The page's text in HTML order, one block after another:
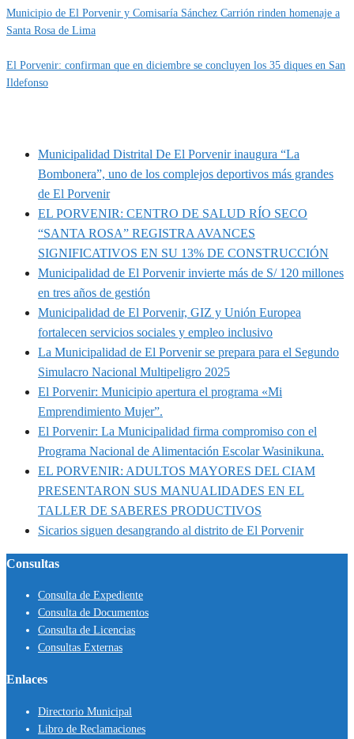
Municipio de El Porvenir y Comisaría Sánchez Carrión rinden homenaje a
Santa Rosa de Lima
El Porvenir: confirman que en diciembre se concluyen los 35 diques en San
Ildefonso
Municipalidad Distrital De El Porvenir inaugura “La
Bombonera”, uno de los complejos deportivos más grandes
de El Porvenir
EL PORVENIR: CENTRO DE SALUD RÍO SECO
“SANTA ROSA” REGISTRA AVANCES
SIGNIFICATIVOS EN SU 13% DE CONSTRUCCIÓN
Municipalidad de El Porvenir invierte más de S/ 120 millones
en tres años de gestión
Municipalidad de El Porvenir, GIZ y Unión Europea
fortalecen servicios sociales y empleo inclusivo
La Municipalidad de El Porvenir se prepara para el Segundo
Simulacro Nacional Multipeligro 2025
El Porvenir: Municipio apertura el programa «Mi
Emprendimiento Mujer”.
El Porvenir: La Municipalidad firma compromiso con el
Programa Nacional de Alimentación Escolar Wasinikuna.
EL PORVENIR: ADULTOS MAYORES DEL CIAM
PRESENTARON SUS MANUALIDADES EN EL
TALLER DE SABERES PRODUCTIVOS
Sicarios siguen desangrando al distrito de El Porvenir
Consultas
Consulta de Expediente
Consulta de Documentos
Consulta de Licencias
Consultas Externas
Enlaces
Directorio Municipal
Libro de Reclamaciones